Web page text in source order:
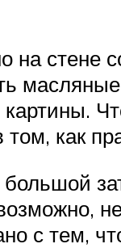
на стене
как
с тем,